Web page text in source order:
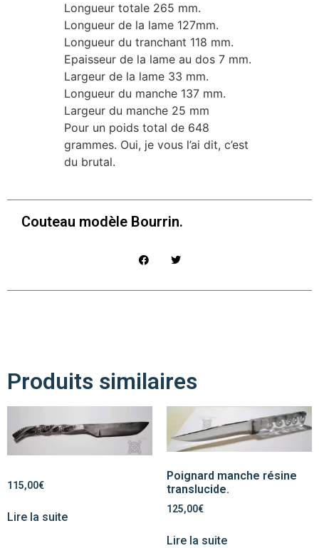
Longueur totale 265 mm.
Longueur de la lame 127mm.
Longueur du tranchant 118 mm.
Epaisseur de la lame au dos 7 mm.
Largeur de la lame 33 mm.
Longueur du manche 137 mm.
Largeur du manche 25 mm
Pour un poids total de 648
grammes. Oui, je vous l’ai dit, c’est
du brutal.
Couteau modèle Bourrin.
Produits similaires
115,00€
Lire la suite
Poignard manche résine
translucide.
125,00€
Lire la suite